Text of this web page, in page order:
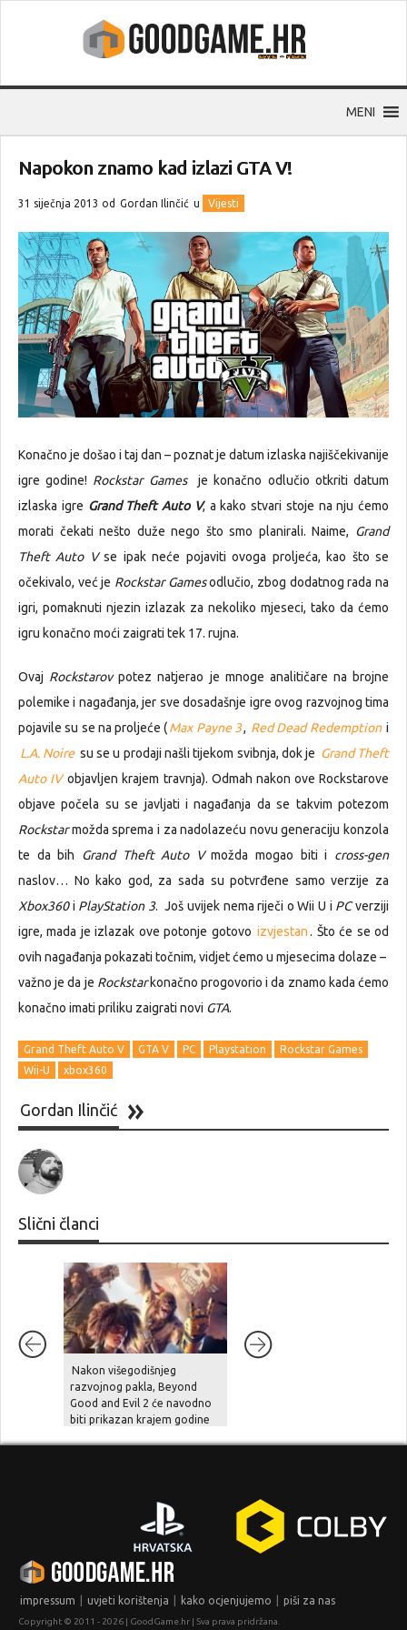
MENI
Napokon znamo kad izlazi GTA V!
31 siječnja 2013 od Gordan Ilinčić u Vijesti
Konačno je došao i taj dan – poznat je datum izlaska najiščekivanije
igre godine! Rockstar Gamesje konačno odlučio otkriti datum
izlaska igre Grand Theft Auto V, a kako stvari stoje na nju ćemo
morati čekati nešto duže nego što smo planirali. Naime, Grand
Theft Auto Vse ipak neće pojaviti ovoga proljeća, kao što se
očekivalo, već je Rockstar Gamesodlučio, zbog dodatnog rada na
igri, pomaknuti njezin izlazak za nekoliko mjeseci, tako da ćemo
igru konačno moći zaigrati tek 17. rujna.
Ovaj Rockstarovpotez natjerao je mnoge analitičare na brojne
polemike i nagađanja, jer sve dosadašnje igre ovog razvojnog tima
pojavile su se na proljeće (Max Payne 3, Red Dead Redemption i
L.A. Noire su se u prodaji našli tijekom svibnja, dok je Grand Theft
Auto IV objavljen krajem travnja). Odmah nakon ove Rockstarove
objave počela su se javljati i nagađanja da se takvim potezom
Rockstarmožda sprema i za nadolazeću novu generaciju konzola
te da bih Grand Theft Auto Vmožda mogao biti i cross-gen
naslov… No kako god, za sada su potvrđene samo verzije za
Xbox360i PlayStation 3. Još uvijek nema riječi o Wii U i PCverziji
igre, mada je izlazak ove potonje gotovo izvjestan. Što će se od
ovih nagađanja pokazati točnim, vidjet ćemo u mjesecima dolaze –
važno je da je Rockstarkonačno progovorio i da znamo kada ćemo
konačno imati priliku zaigrati novi GTA.
Grand Theft Auto V GTA V PC Playstation
Rockstar Games
Wii-U
xbox360
Gordan Ilinčić
Slični članci
Nakon višegodišnjeg
razvojnog pakla, Beyond
Good and Evil 2 će navodno
biti prikazan krajem godine
impressum uvjeti korištenja kako ocjenjujemo piši za nas
Copyright © 2011 - 2026 | GoodGame.hr | Sva prava pridržana.